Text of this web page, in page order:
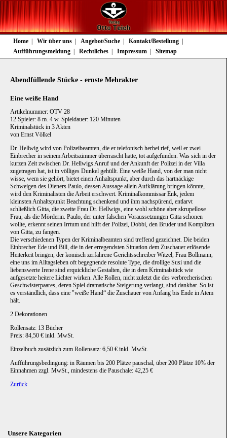
Navigation
überspringen
Home Wir über uns Angebot/Suche
Kontakt/Bestellung
Aufführungsmeldung
Rechtliches Impressum Sitemap
Abendfüllende Stücke - ernste Mehrakter
Eine weiße Hand
Artikelnummer: OTV 28
12 Spieler: 8 m. 4 w. Spieldauer: 120 Minuten
Kriminalstück in 3 Akten
von Ernst Völkel
Dr. Hellwig wird von Polizeibeamten, die er telefonisch herbei rief, weil er zwei
Einbrecher in seinem Arbeitszimmer überrascht hatte, tot aufgefunden. Was sich in der
kurzen Zeit zwischen Dr. Hellwigs Anruf und der Ankunft der Polizei in der Villa
zugetragen hat, ist in völliges Dunkel gehüllt. Eine weiße Hand, von der man nicht
wisse, wem sie gehört, bietet einen Anhaltspunkt, aber durch das hartnäckige
Schweigen des Dieners Paulo, dessen Aussage allein Aufklärung bringen könnte,
wird den Kriminalisten die Arbeit erschwert. Kriminalkommissar Enk, jedem
kleinsten Anhaltspunkt Beachtung schenkend und ihm nachspürend, entlarvt
schließlich Gitta, die zweite Frau Dr. Hellwigs, eine wohl schöne aber skrupellose
Frau, als die Mörderin. Paulo, der unter falschen Voraussetzungen Gitta schonen
wollte, erkennt seinen Irrtum und hilft der Polizei, Dobbi, den Bruder und Komplizen
von Gitta, zu fangen.
Die verschiedenen Typen der Kriminalbeamten sind treffend gezeichnet. Die beiden
Einbrecher Ede und Bill, die in der erregendsten Situation dem Zuschauer erlösende
Heiterkeit bringen, der komisch zerfahrene Gerichtsschreiber Witzel, Frau Bollmann,
eine uns im Alltagsleben oft begegnende resolute Type, die drollige Susi und die
liebenswerte Irene sind erquickliche Gestalten, die in dem Kriminalstück wie
aufgesetzte heitere Lichter wirken. Alle Rollen, nicht zuletzt die des verbrecherischen
Geschwisterpaares, deren Spiel dramatische Steigerung verlangt, sind dankbar. So ist
es verständlich, dass eine "weiße Hand“ die Zuschauer von Anfang bis Ende in Atem
hält.
2 Dekorationen
Rollensatz: 13 Bücher
Preis: 84,50 € inkl. MwSt.
Einzelbuch zusätzlich zum Rollensatz: 6,50 € inkl. MwSt.
Aufführungsbedingung: in Räumen bis 200 Plätze pauschal, über 200 Plätze 10% der
Einnahmen zzgl. MwSt., mindestens die Pauschale: 42,25 €
Zurück
Unsere Kategorien